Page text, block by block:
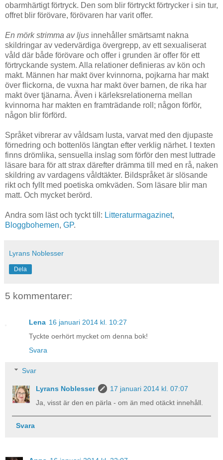
obarmhärtigt förtryck. Den som blir förtryckt förtrycker i sin tur,
offret blir förövare, förövaren har varit offer.
En mörk strimma av ljus innehåller smärtsamt nakna
skildringar av vedervärdiga övergrepp, av ett sexualiserat
våld där både förövare och offer i grunden är offer för ett
förtryckande system. Alla relationer definieras av kön och
makt. Männen har makt över kvinnorna, pojkarna har makt
över flickorna, de vuxna har makt över barnen, de rika har
makt över tjänarna. Även i kärleksrelationerna mellan
kvinnorna har makten en framträdande roll; någon förför,
någon blir förförd.
Språket vibrerar av våldsam lusta, varvat med den djupaste
förnedring och bottenlös längtan efter verklig närhet. I texten
finns drömlika, sensuella inslag som förför den mest luttrade
läsare bara för att strax därefter drämma till med en rå, naken
skildring av vardagens våldtäkter. Bildspråket är slösande
rikt och fyllt med poetiska omkväden. Som läsare blir man
matt. Och mycket berörd.
Andra som läst och tyckt till: Litteraturmagazinet,
Bloggbohemen, GP.
Lyrans Noblesser
Dela
5 kommentarer:
Lena 16 januari 2014 kl. 10:27
Tyckte oerhört mycket om denna bok!
Svara
Svar
Lyrans Noblesser
17 januari 2014 kl. 07:07
Ja, visst är den en pärla - om än med otäckt innehåll.
Svara